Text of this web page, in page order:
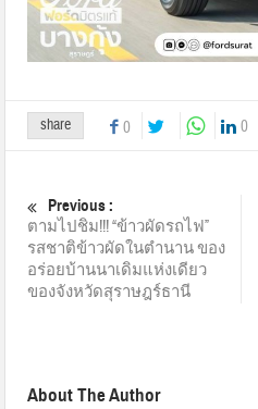
share 0 0
Previous :
ตามไปชิม!!! “ข้าวผัดรถไฟ”
รสชาติข้าวผัดในตำนาน ของ
อร่อยบ้านนาเดิมแห่งเดียว
ของจังหวัดสุราษฎร์ธานี
About The Author